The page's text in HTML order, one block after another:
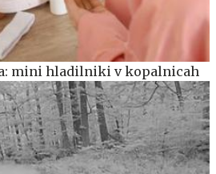
mini hladilniki v kopalnicah